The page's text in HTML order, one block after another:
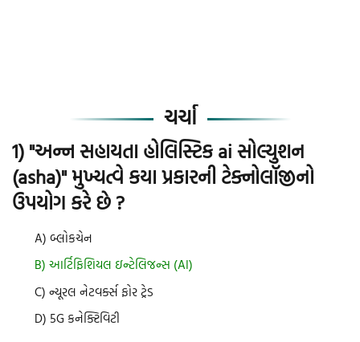
ચર્ચા
1) "અન્ન સહાયતા હોલિસ્ટિક ai સોલ્યુશન
(asha)" મુખ્યત્વે કયા પ્રકારની ટેક્નોલૉજીનો
ઉપયોગ કરે છે ?
A) બ્લોકચેન
B) આર્ટિફિશિયલ ઇન્ટેલિજન્સ (AI)
C) ન્યૂરલ નેટવર્ક્સ ફોર ટ્રેડ
D) 5G કનેક્ટિવિટી